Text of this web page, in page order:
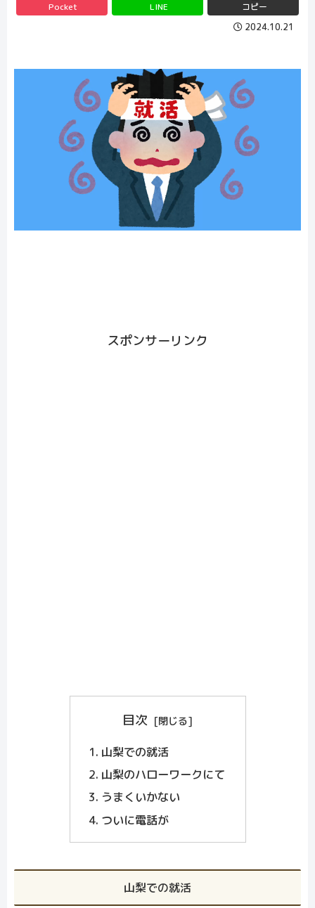
Pocket LINE コピー
2024.10.21
スポンサーリンク
目次
山梨での就活
山梨のハローワークにて
うまくいかない
ついに電話が
山梨での就活